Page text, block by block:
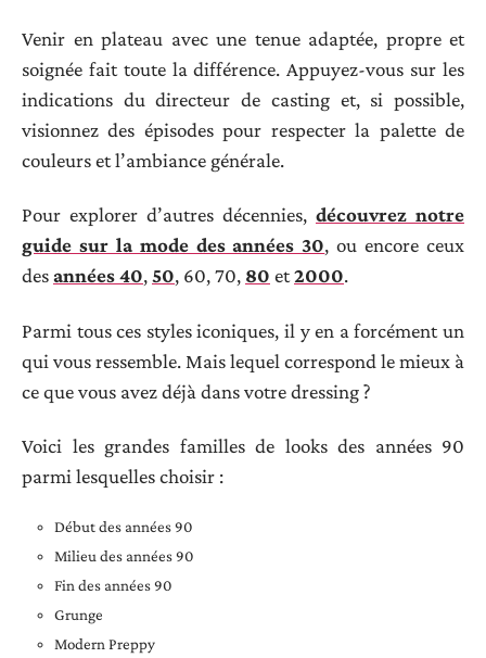
Venir en plateau avec une tenue adaptée, propre et
soignée fait toute la différence. Appuyez-vous sur les
indications du directeur de casting et, si possible,
visionnez des épisodes pour respecter la palette de
couleurs et l’ambiance générale.
Pour explorer d’autres décennies, découvrez notre
guide sur la mode des années 30, ou encore ceux
desannées 40,50, 60, 70, 80 et2000.
Parmi tous ces styles iconiques, il y en a forcément un
qui vous ressemble. Mais lequel correspond le mieux à
ce que vous avez déjà dans votre dressing ?
Voici les grandes familles de looks des années 90
parmi lesquelles choisir :
Début des années 90
Milieu des années 90
Fin des années 90
Grunge
Modern Preppy